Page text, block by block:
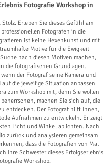
Fotografie Workshop in
Erleben Sie dieses Gefühl am
Fotografen in die
ist keine Hexenkunst und mit
Motive für die Ewigkeit
nach diesen Motiven machen,
die fotografischen Grundlagen.
der Fotograf seine Kamera und
die jeweilige Situation anpassen
zum Workshop mit, denn Sie wollen
machen Sie sich auf, die
entdecken. Der Fotograf hilft Ihnen,
Aufnahmen zu entwickeln. Er zeigt
Licht und Winkel ablichten. Nach
zurück und analysieren gemeinsam
dass die Fotografien von Mal
Ihre Schwester dieses Erfolgserlebnis
Workshop.